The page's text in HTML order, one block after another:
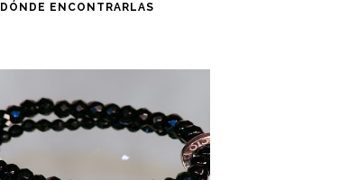
DÓNDE ENCONTRARLAS